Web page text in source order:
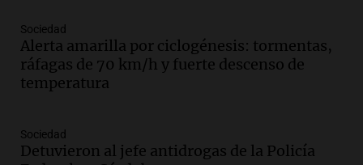
Audio.
lluvias, senadores manifiestan
oposición a ley de tierras
Panorama Federal
Audio.
centro de esquí Penitentes Park tras
Sociedad
Alerta amarilla por ciclogénesis: tormentas,
ráfagas de 70 km/h y fuerte descenso de
temperatura
Sociedad
Detuvieron al jefe antidrogas de la Policía